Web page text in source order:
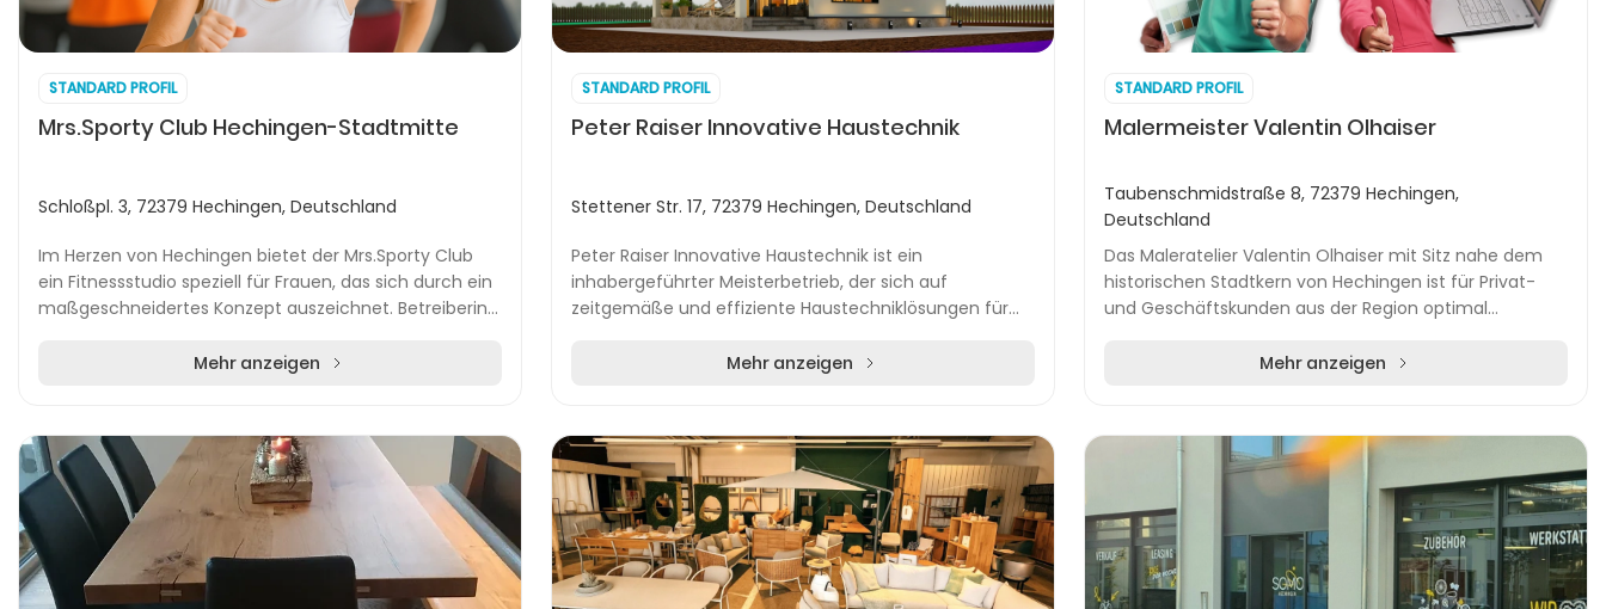
STANDARD PROFIL
Mrs.Sporty Club Hechingen-Stadtmitte
Schloßpl. 3, 72379 Hechingen, Deutschland
Im Herzen von Hechingen bietet der Mrs.Sporty Club
ein Fitnessstudio speziell für Frauen, das sich durch ein
maßgeschneidertes Konzept auszeichnet. Betreiberin
Mehr anzeigen
STANDARD PROFIL
Peter Raiser Innovative Haustechnik
Stettener Str. 17, 72379 Hechingen, Deutschland
Peter Raiser Innovative Haustechnik ist ein
inhabergeführter Meisterbetrieb, der sich auf
zeitgemäße und effiziente Haustechniklösungen für
Mehr anzeigen
STANDARD PROFIL
Malermeister Valentin Olhaiser
Taubenschmidstraße 8, 72379 Hechingen,
Deutschland
Das Maleratelier Valentin Olhaiser mit Sitz nahe dem
historischen Stadtkern von Hechingen ist für Privat-
und Geschäftskunden aus der Region optimal
Mehr anzeigen